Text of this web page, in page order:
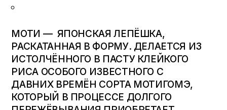
МОТИ — ЯПОНСКАЯ ЛЕПЁШКА,
РАСКАТАННАЯ В ФОРМУ. ДЕЛАЕТСЯ ИЗ
ИСТОЛЧЁННОГО В ПАСТУ КЛЕЙКОГО
РИСА ОСОБОГО ИЗВЕСТНОГО С
ДАВНИХ ВРЕМЁН СОРТА МОТИГОМЭ,
КОТОРЫЙ В ПРОЦЕССЕ ДОЛГОГО